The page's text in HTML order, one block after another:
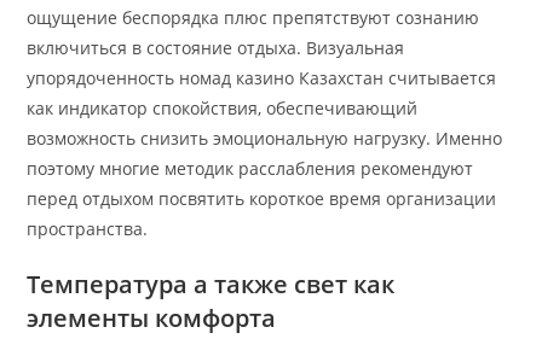
ощущение беспорядка плюс препятствуют сознанию
включиться в состояние отдыха. Визуальная
упорядоченность номад казино Казахстан считывается
как индикатор спокойствия, обеспечивающий
возможность снизить эмоциональную нагрузку. Именно
поэтому многие методик расслабления рекомендуют
перед отдыхом посвятить короткое время организации
пространства.
Температура а также свет как
элементы комфорта